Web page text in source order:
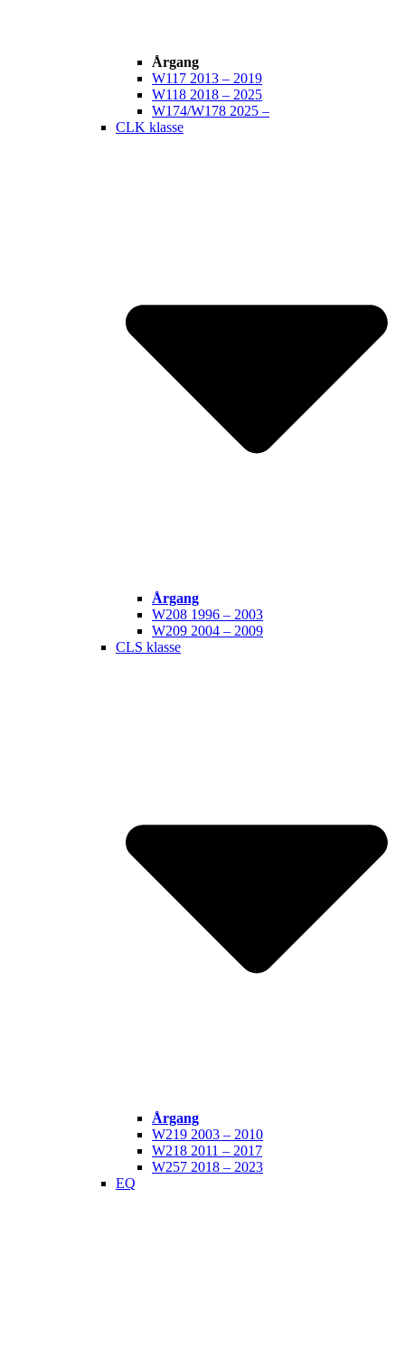
Årgang
W117 2013 – 2019
W118 2018 – 2025
W174/W178 2025 –
CLK klasse
Årgang
W208 1996 – 2003
W209 2004 – 2009
CLS klasse
Årgang
W219 2003 – 2010
W218 2011 – 2017
W257 2018 – 2023
EQ